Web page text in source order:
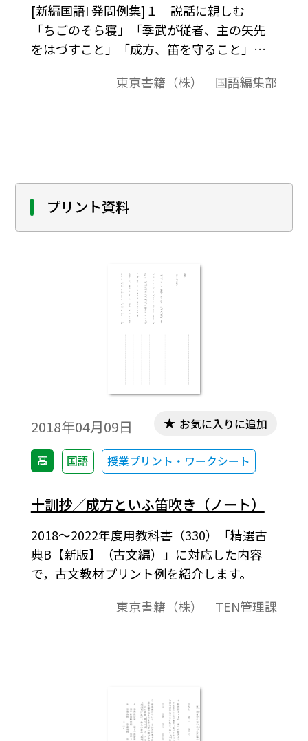
[新編国語I 発問例集]１ 説話に親しむ
「ちごのそら寝」「季武が従者、主の矢先
をはづすこと」「成方、笛を守ること」
の中での発問の例として、またテスト問題
してご活用ください｡
東京書籍（株） 国語編集部
プリント資料
2018年04月09日
高 国語 授業プリント・ワークシート
お気に入りに追加
十訓抄／成方といふ笛吹き（ノート）
2018～2022年度用教科書（330）「精選古
典B【新版】（古文編）」に対応した内容
で，古文教材プリント例を紹介します。
東京書籍（株） TEN管理課